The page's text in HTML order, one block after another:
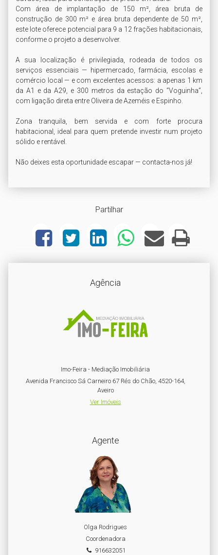
Com área de implantação de 150 m², área bruta de
construção de 300 m² e área bruta dependente de 50 m²,
este lote oferece potencial para 9 a 12 frações habitacionais,
conforme o projeto a desenvolver.
A sua localização é privilegiada, rodeada de todos os
serviços essenciais — hipermercado, farmácia, escolas e
comércio local — e com excelentes acessos: a apenas 1 km
da A1 e da A29, e 300 metros da estação do “Voguinha”,
com ligação direta entre Oliveira de Azeméis e Espinho.
Zona tranquila, bem servida e com forte procura
habitacional, ideal para quem pretende investir num projeto
sólido e rentável.
Não deixes esta oportunidade escapar — contacta-nos já!
Partilhar
Agência
Imo-Feira - Mediação Imobiliária
Avenida Francisco Sá Carneiro 67 Rés do Chão, 4520-164,
Aveiro
Ver Imóveis
Agente
Olga Rodrigues
Coordenadora
916632051